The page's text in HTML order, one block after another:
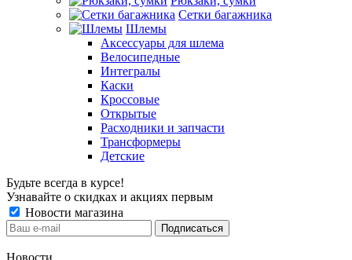
Сетки багажника
Шлемы
Аксессуары для шлема
Велосипедные
Интегралы
Каски
Кроссовые
Открытые
Расходники и запчасти
Трансформеры
Детские
Будьте всегда в курсе!
Узнавайте о скидках и акциях первым
Новости магазина
Новости